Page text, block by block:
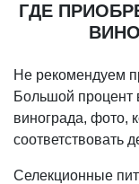
ГДЕ
Не рекомендуем
Большой процент
винограда, фото,
соответствовать
Селекционные